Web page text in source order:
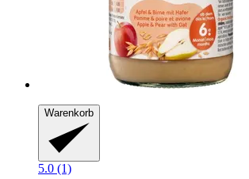
Warenkorb
5.0 (1)